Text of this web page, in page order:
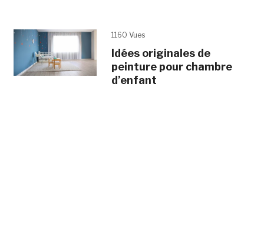
1160 Vues
Idées originales de
peinture pour chambre
d’enfant